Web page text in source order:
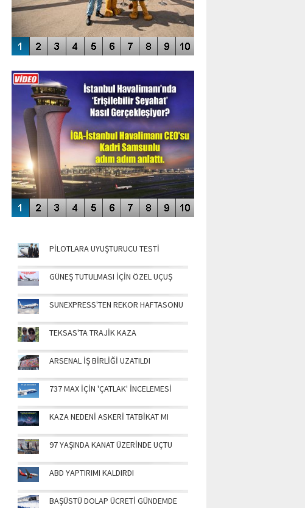
ENGELLERİN AŞILDIĞI HAVALİMANI
PİLOTLARA UYUŞTURUCU TESTİ
GÜNEŞ TUTULMASI İÇİN ÖZEL UÇUŞ
SUNEXPRESS'TEN REKOR HAFTASONU
TEKSAS'TA TRAJİK KAZA
ARSENAL İŞ BİRLİĞİ UZATILDI
737 MAX İÇİN 'ÇATLAK' İNCELEMESİ
KAZA NEDENİ ASKERİ TATBİKAT MI
97 YAŞINDA KANAT ÜZERİNDE UÇTU
ABD YAPTIRIMI KALDIRDI
BAŞÜSTÜ DOLAP ÜCRETİ GÜNDEMDE